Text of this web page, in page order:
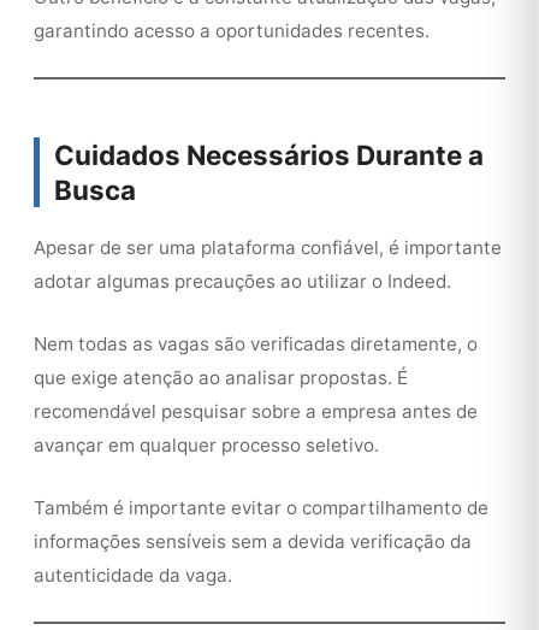
garantindo acesso a oportunidades recentes.
Cuidados Necessários Durante a
Busca
Apesar de ser uma plataforma confiável, é importante
adotar algumas precauções ao utilizar o Indeed.
Nem todas as vagas são verificadas diretamente, o
que exige atenção ao analisar propostas. É
recomendável pesquisar sobre a empresa antes de
avançar em qualquer processo seletivo.
Também é importante evitar o compartilhamento de
informações sensíveis sem a devida verificação da
autenticidade da vaga.